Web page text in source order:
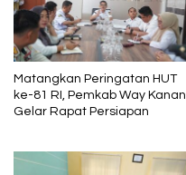
Matangkan Peringatan HUT
ke-81 RI, Pemkab Way Kanan
Gelar Rapat Persiapan